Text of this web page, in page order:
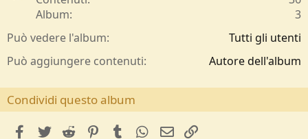
l
Album
3
Può vedere l'album
Tutti gli utenti
Può aggiungere contenuti
Autore dell'album
Condividi questo album
facebookTwitterReddit PinterestTumblrWhatsApp
e-mail